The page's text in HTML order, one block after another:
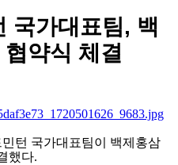
국가대표팀, 백
약식 체결
턴 국가대표팀이 백제홍삼
했다.